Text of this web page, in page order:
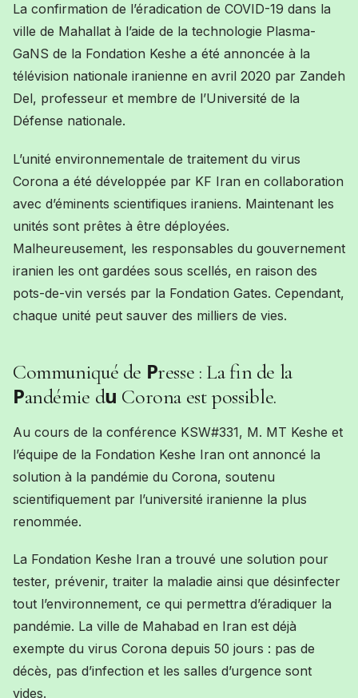
La confirmation de l’éradication de COVID-19 dans la
ville de Mahallat à l’aide de la technologie Plasma-
GaNS de la Fondation Keshe a été annoncée à la
télévision nationale iranienne en avril 2020 par Zandeh
Del, professeur et membre de l’Université de la
Défense nationale.
L’unité environnementale de traitement du virus
Corona a été développée par KF Iran en collaboration
avec d’éminents scientifiques iraniens. Maintenant les
unités sont prêtes à être déployées.
Malheureusement, les responsables du gouvernement
iranien les ont gardées sous scellés, en raison des
pots-de-vin versés par la Fondation Gates. Cependant,
chaque unité peut sauver des milliers de vies.
Communiqué de Presse : La fin de la
Pandémie du Corona est possible.
Au cours de la conférence KSW#331, M. MT Keshe et
l’équipe de la Fondation Keshe Iran ont annoncé la
solution à la pandémie du Corona, soutenu
scientifiquement par l’université iranienne la plus
renommée.
La Fondation Keshe Iran a trouvé une solution pour
tester, prévenir, traiter la maladie ainsi que désinfecter
tout l’environnement, ce qui permettra d’éradiquer la
pandémie. La ville de Mahabad en Iran est déjà
exempte du virus Corona depuis 50 jours : pas de
décès, pas d’infection et les salles d’urgence sont
vides.